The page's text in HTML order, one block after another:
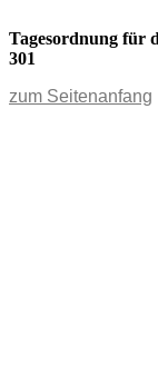
Tagesordnung für
301
zum Seitenanfang